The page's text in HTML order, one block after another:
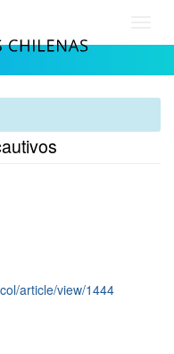
article/view/1444